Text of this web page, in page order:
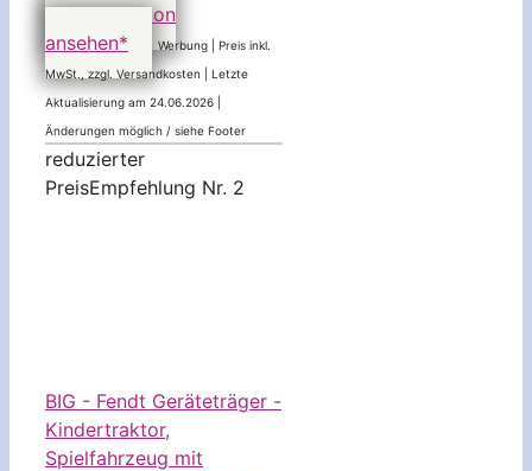
bei Amazon
ansehen*
Werbung | Preis inkl.
MwSt., zzgl. Versandkosten | Letzte
Aktualisierung am 24.06.2026 |
Änderungen möglich / siehe Footer
reduzierter
PreisEmpfehlung Nr. 2
BIG - Fendt Geräteträger -
Kindertraktor,
Spielfahrzeug mit